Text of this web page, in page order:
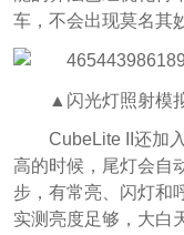
车，不会出现莫名其
▲闪光灯照射模
CubeLite II还加
高的时候，尾灯会自
步，有常亮、闪灯和
实测亮度足够，大白